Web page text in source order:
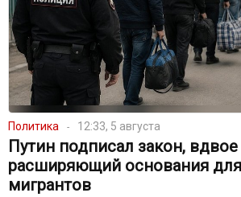
Политика 12:33, 5 августа
Путин подписал закон, вдвое
расширяющий основания
мигрантов